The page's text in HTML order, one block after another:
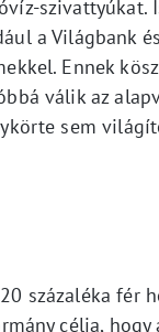
szivattyúkat.
a Világbank
Ennek
válik az
sem
százaléka fér
célja,